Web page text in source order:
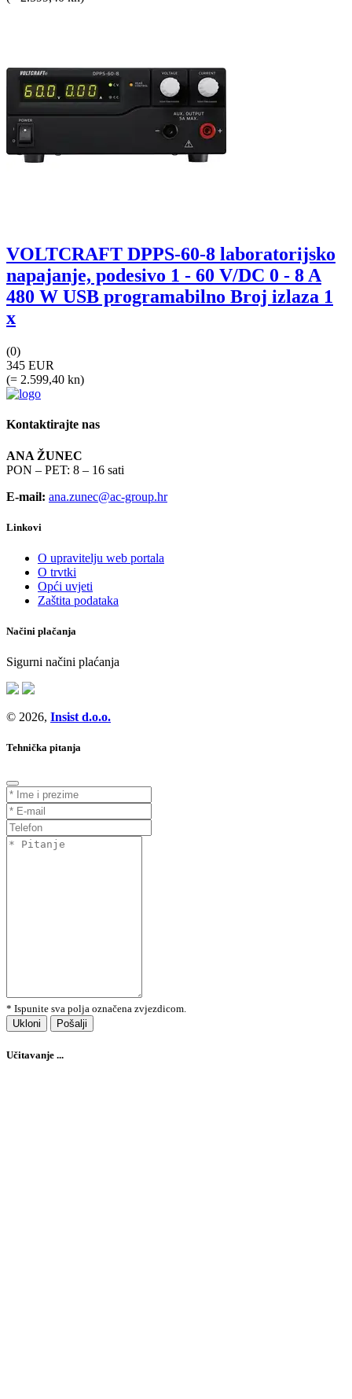
VOLTCRAFT DPPS-60-8 laboratorijsko
napajanje, podesivo 1 - 60 V/DC 0 - 8 A
480 W USB programabilno Broj izlaza 1
x
(0)
345 EUR
(= 2.599,40 kn)
Kontaktirajte nas
ANA ŽUNEC
PON – PET: 8 – 16 sati
E-mail: ana.zunec@ac-group.hr
Linkovi
O upravitelju web portala
O trvtki
Opći uvjeti
Zaštita podataka
Načini plačanja
Sigurni načini plaćanja
© 2026, Insist d.o.o.
Tehnička pitanja
* Ispunite sva polja označena zvjezdicom.
Ukloni
Pošalji
Učitavanje ...